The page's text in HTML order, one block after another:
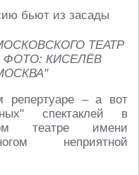
ТЕАТР
КИСЕЛЁВ
репертуаре – а вот
спектаклей в
театре имени
неприятной